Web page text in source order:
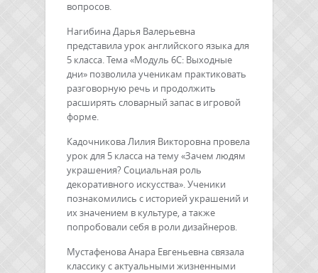
вопросов.
Нагибина Дарья Валерьевна
представила урок английского языка для
5 класса. Тема «Модуль 6С: Выходные
дни» позволила ученикам практиковать
разговорную речь и продолжить
расширять словарный запас в игровой
форме.
Кадочникова Лилия Викторовна провела
урок для 5 класса на тему «Зачем людям
украшения? Социальная роль
декоративного искусства». Ученики
познакомились с историей украшений и
их значением в культуре, а также
попробовали себя в роли дизайнеров.
Мустафенова Анара Евгеньевна связала
классику с актуальными жизненными